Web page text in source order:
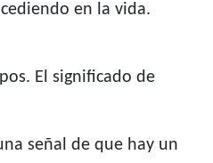
en la vida.
El significado de
señal de que hay un